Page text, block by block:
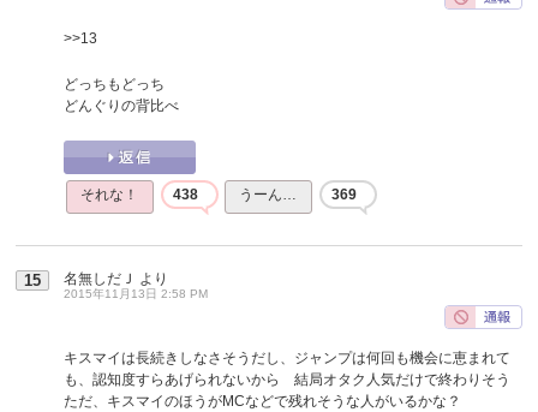
>>13
どっちもどっち
どんぐりの背比べ
それな！ 438 うーん… 369
15 名無しだＪ より
2015年11月13日 2:58 PM
キスマイは長続きしなさそうだし、ジャンプは何回も機会に恵まれて
も、認知度すらあげられないから 結局オタク人気だけで終わりそう
ただ、キスマイのほうがMCなどで残れそうな人がいるかな？